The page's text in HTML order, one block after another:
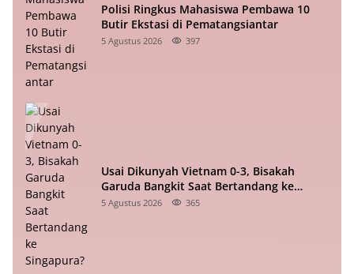
Polisi Ringkus Mahasiswa Pembawa 10
Butir Ekstasi di Pematangsiantar
5 Agustus 2026 397
Usai Dikunyah Vietnam 0-3, Bisakah
Garuda Bangkit Saat Bertandang ke
Singapura?
5 Agustus 2026 365